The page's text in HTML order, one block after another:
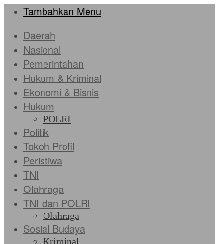
Tambahkan Menu
Daerah
Nasional
Pemerintahan
Hukum & Kriminal
Ekonomi & Bisnis
Hukum
POLRI
Politik
Tokoh Profil
Peristiwa
TNI
Olahraga
TNI dan POLRI
Olahraga
Sosial Budaya
Kriminal